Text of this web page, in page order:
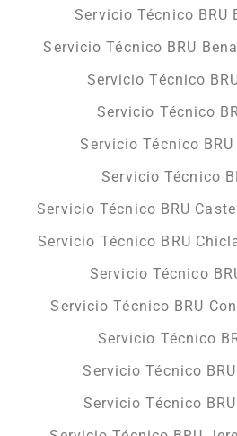
Servicio Técnico BRU
Servicio Técnico BRU
Servicio Técnico
Servicio Técnico
Servicio Técnico
Servicio Técnico
Servicio Técnico BRU
Servicio Técnico BRU
Servicio Técnico
Servicio Técnico BRU
Servicio Técnico
Servicio Técnico
Servicio Técnico